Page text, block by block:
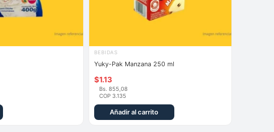
BEBIDAS
Yuky-Pak Manzana 250 ml
$1.13
Bs. 855,08
COP 3.135
Añadir al carrito